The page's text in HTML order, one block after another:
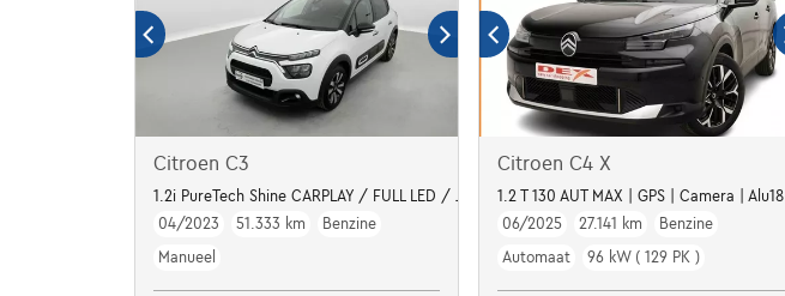
Citroen C3
1.2i PureTech Shine CARPLAY / FULL LED / JA 16"
04/2023
51.333 km
Benzine
Manueel
Citroen C4 X
1.2 T 130 AUT MAX | GPS | Camera | Alu18
06/2025
27.141 km
Benzine
Automaat
96 kW ( 129 PK )